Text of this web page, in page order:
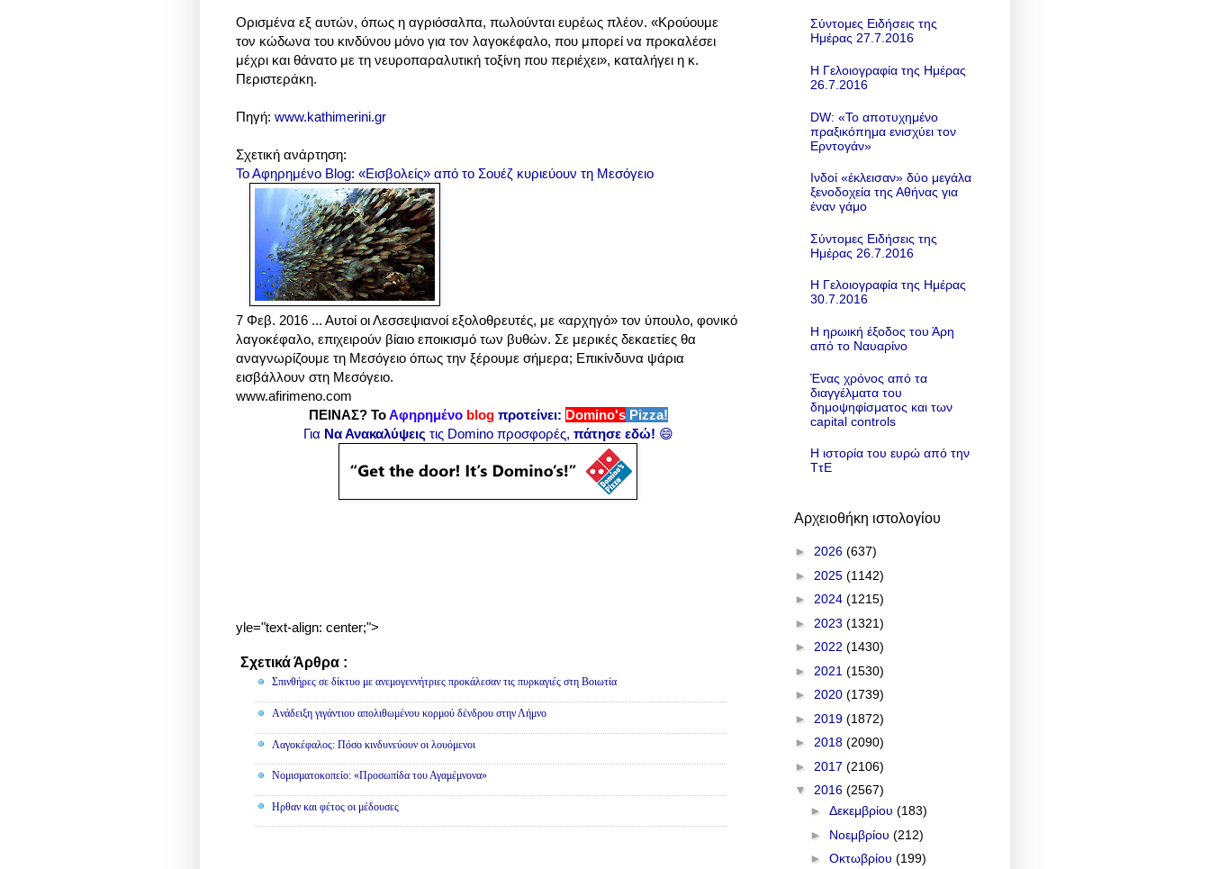
Ορισμένα εξ αυτών, όπως η αγριόσαλπα, πωλούνται ευρέως πλέον. «Κρούουμε
τον κώδωνα του κινδύνου μόνο για τον λαγοκέφαλο, που μπορεί να προκαλέσει
μέχρι και θάνατο με τη νευροπαραλυτική τοξίνη που περιέχει», καταλήγει η κ.
Περιστεράκη.
Πηγή: www.kathimerini.gr
Σχετική ανάρτηση:
Το Αφηρημένο Blog: «Εισβολείς» από το Σουέζ κυριεύουν τη Μεσόγειο
7 Φεβ. 2016 ... Αυτοί οι Λεσσεψιανοί εξολοθρευτές, με «αρχηγό» τον ύπουλο, φονικό
λαγοκέφαλο, επιχειρούν βίαιο εποικισμό των βυθών. Σε μερικές δεκαετίες θα
αναγνωρίζουμε τη Μεσόγειο όπως την ξέρουμε σήμερα; Επικίνδυνα ψάρια
εισβάλλουν στη Μεσόγειο.
www.afirimeno.com
ΠΕΙΝΑΣ? ΤοΑφηρημένο blog προτείνει: Domino'sPizza!
Για Να Ανακαλύψεις τις Domino προσφορές, πάτησε εδώ! 😄
yle="text-align: center;">
Σχετικά Άρθρα :
Σπινθήρες σε δίκτυο με ανεμογεννήτριες προκάλεσαν τις πυρκαγιές στη Βοιωτία
Aνάδειξη γιγάντιου απολιθωμένου κορμού δένδρου στην Λήμνο
Λαγοκέφαλος: Πόσο κινδυνεύουν οι λουόμενοι
Νομισματοκοπείο: «Προσωπίδα του Αγαμέμνονα»
Ηρθαν και φέτος οι μέδουσες
Σύντομες Ειδήσεις της
Ημέρας 27.7.2016
Η Γελοιογραφία της Ημέρας
26.7.2016
DW: «To αποτυχημένο
πραξικόπημα ενισχύει τον
Ερντογάν»
Ινδοί «έκλεισαν» δύο μεγάλα
ξενοδοχεία της Αθήνας για
έναν γάμο
Σύντομες Ειδήσεις της
Ημέρας 26.7.2016
Η Γελοιογραφία της Ημέρας
30.7.2016
Η ηρωική έξοδος του Άρη
από το Ναυαρίνο
Ένας χρόνος από τα
διαγγέλματα του
δημοψηφίσματος και των
capital controls
Η ιστορία του ευρώ από την
ΤτΕ
Αρχειοθήκη ιστολογίου
► 2026 (637)
► 2025 (1142)
► 2024 (1215)
► 2023 (1321)
► 2022 (1430)
► 2021 (1530)
► 2020 (1739)
► 2019 (1872)
► 2018 (2090)
► 2017 (2106)
▼ 2016 (2567)
► Δεκεμβρίου (183)
► Νοεμβρίου (212)
► Οκτωβρίου (199)